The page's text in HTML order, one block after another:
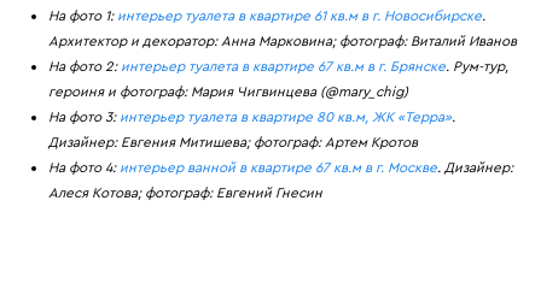
На фото 1: интерьер туалета в квартире 61 кв.м в г. Новосибирске.
Архитектор и декоратор: Анна Марковина; фотограф: Виталий Иванов
На фото 2: интерьер туалета в квартире 67 кв.м в г. Брянске. Рум-тур,
героиня и фотограф: Мария Чигвинцева (@mary_chig)
На фото 3: интерьер туалета в квартире 80 кв.м, ЖК «Терра».
Дизайнер: Евгения Митишева; фотограф: Артем Кротов
На фото 4: интерьер ванной в квартире 67 кв.м в г. Москве. Дизайнер:
Алеся Котова; фотограф: Евгений Гнесин